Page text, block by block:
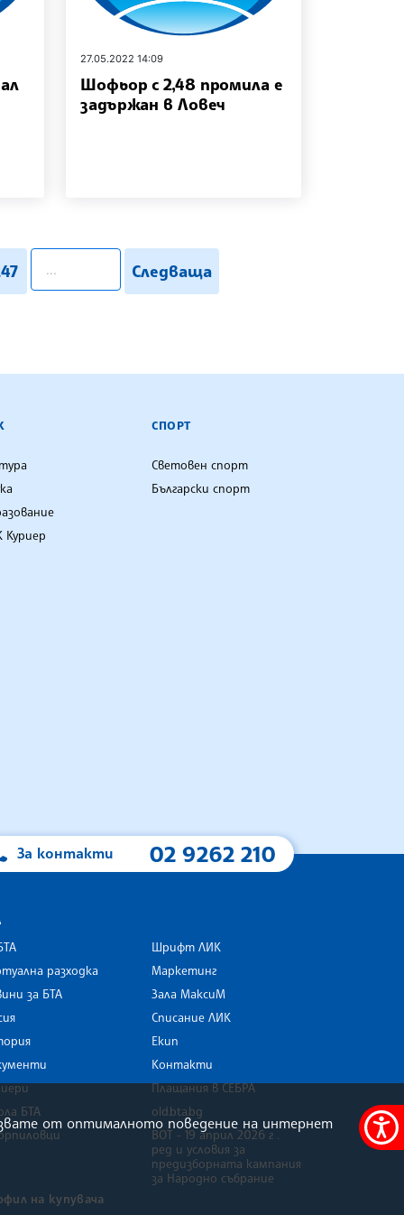
Меню
27.05.2022 14:09
Шофьор с 2,48 промила е
задържан в Ловеч
pagination.search
Следваща
Куриер
СПОРТ
Световен спорт
Български спорт
За контакти 02 9262 210
разходка
за БТА
БТА
Шрифт ЛИК
Маркетинг
Зала МаксиМ
Списание ЛИК
Екип
Контакти
Плащания в СЕБРА
old.bta.bg
ВОТ - 19 април 2026 г .
ред и условия за
предизборната кампания
за Народно събрание
на купувача
от оптималното поведение на интернет